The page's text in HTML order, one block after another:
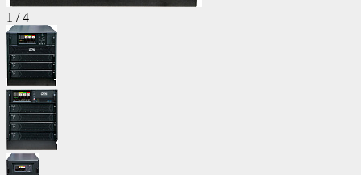
1 /4